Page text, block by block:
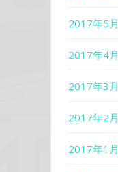
2017年5月
2017年4月
2017年3月
2017年2月
2017年1月